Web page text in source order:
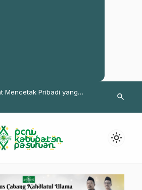
Mencetak Pribadi yang
Tata
Workshop
search
light_mode